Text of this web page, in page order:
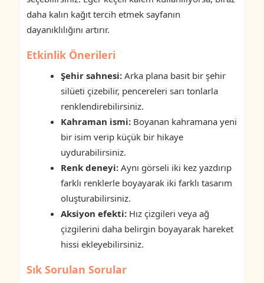
daha kalın kağıt tercih etmek sayfanın
dayanıklılığını artırır.
Etkinlik Önerileri
Şehir sahnesi: Arka plana basit bir şehir
silüeti çizebilir, pencereleri sarı tonlarla
renklendirebilirsiniz.
Kahraman ismi: Boyanan kahramana yeni
bir isim verip küçük bir hikaye
uydurabilirsiniz.
Renk deneyi: Aynı görseli iki kez yazdırıp
farklı renklerle boyayarak iki farklı tasarım
oluşturabilirsiniz.
Aksiyon efekti: Hız çizgileri veya ağ
çizgilerini daha belirgin boyayarak hareket
hissi ekleyebilirsiniz.
Sık Sorulan Sorular